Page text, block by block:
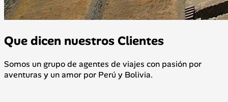
Que dicen nuestros Clientes
Somos un grupo de agentes de viajes con pasión por
aventuras y un amor por Perú y Bolivia.